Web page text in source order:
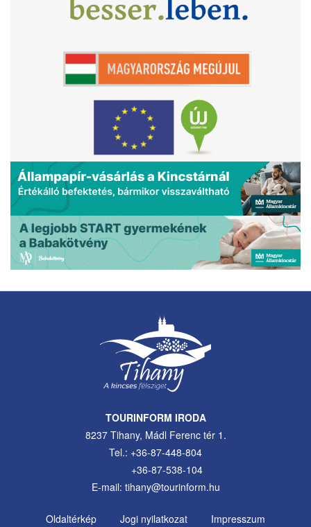
TOURINFORM IRODA
8237 Tihany, Mádl Ferenc tér 1.
Tel.: +36-87-448-804
+36-87-538-104
E-mail: tihany@tourinform.hu
Oldaltérkép Jogi nyilatkozat Impresszum